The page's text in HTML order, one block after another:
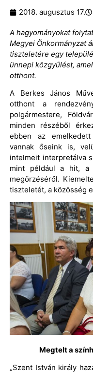
2018. augusztus 17.
A hagyományokat
Megyei Önkormányzat
tiszteletére egy
ünnepi közgyűlést,
otthont.
A Berkes János
otthont a
polgármestere,
minden részéből
ebben az
vannak őseink is,
intelmeit interpretálva
mint például a hit, a
megőrzéséről.
tiszteletét, a közösség
Megtelt a
„Szent István király